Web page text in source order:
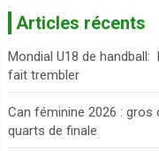
r
c
h
e
r
Articles récents
Mondial U18 de handball:
fait trembler
Can féminine 2026 :
quarts de finale